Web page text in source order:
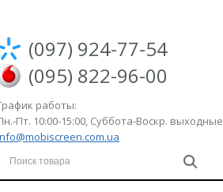
(097) 924-77-54
(095) 822-96-00
работы:
Пт. 10:00-15:00, Суббота-Воскр. выходные